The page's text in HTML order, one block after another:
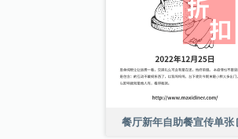
餐厅新年自助餐宣传单张